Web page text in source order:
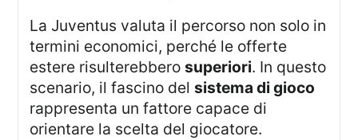
La Juventus valuta il percorso non solo in
termini economici, perché le offerte
estere risulterebberosuperiori. In questo
scenario, il fascino delsistema di gioco
rappresenta un fattore capace di
orientare la scelta del giocatore.